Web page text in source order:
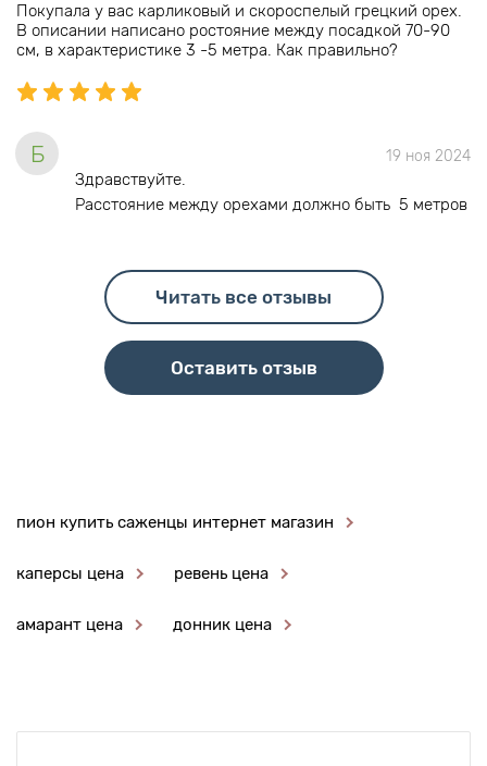
Покупала у вас карликовый и скороспелый грецкий орех.
В описании написано ростояние между посадкой 70-90
см, в характеристике 3 -5 метра. Как правильно?
Б 19 ноя 2024
Здравствуйте.
Расстояние между орехами должно быть 5 метров
Читать все отзывы
Оставить отзыв
пион купить саженцы интернет магазин
каперсы цена ревень цена
амарант цена донник цена